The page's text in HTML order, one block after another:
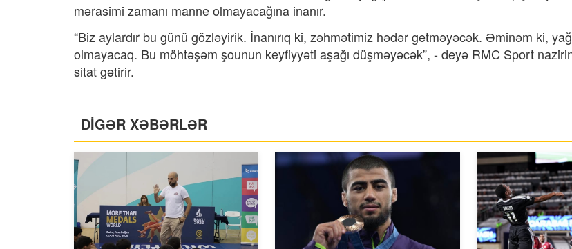
mərasimi zamanı manne olmayacağına inanır.
“Biz aylardır bu günü gözləyirik. İnanırıq ki, zəhmətimiz hədər getməyəcək. Əminəm ki,
olmayacaq. Bu möhtəşəm şounun keyfiyyəti aşağı düşməyəcək”, - deyə RMC Sport
sitat gətirir.
DİGƏR XƏBƏRLƏR